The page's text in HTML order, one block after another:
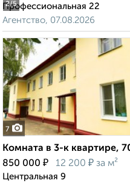
2/5
Профессиональная 22
Агентство, 07.08.2026
7
Комната в 3-к квартире,
850 000 ₽ 12 200 ₽ за м²
Центральная 9